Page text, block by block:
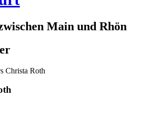
Main und Rhön